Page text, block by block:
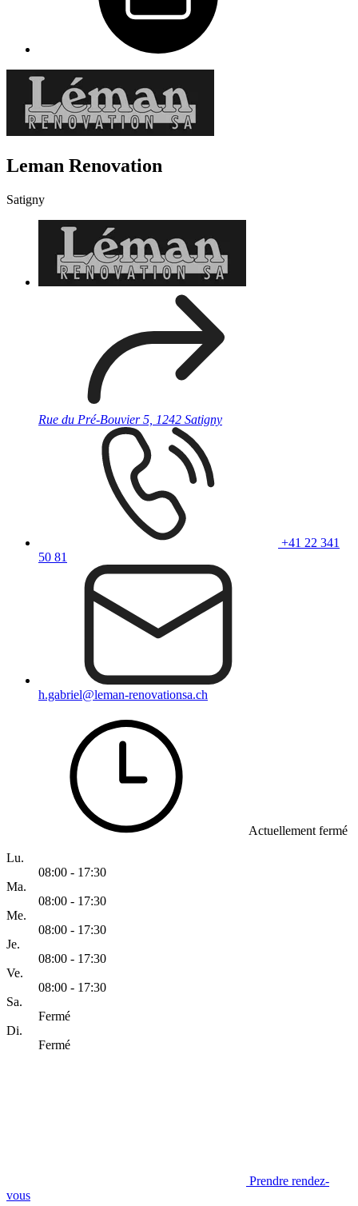
Leman Renovation
Satigny
Rue du Pré-Bouvier 5, 1242 Satigny
+41 22 341
50 81
h.gabriel@leman-renovationsa.ch
Actuellement fermé
Lu.
08:00 - 17:30
Ma.
08:00 - 17:30
Me.
08:00 - 17:30
Je.
08:00 - 17:30
Ve.
08:00 - 17:30
Sa.
Fermé
Di.
Fermé
Prendre rendez-
vous